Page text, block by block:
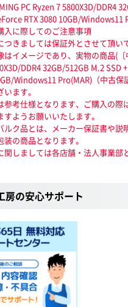
PC Ryzen 7 5800X3D/DDR4
RTX 3080 10GB/Windows11
入に際してのご注意事項
きましては保証外とさせて頂い
イメージであり、実物の商品(〔
DDR4 32GB/512GB M.2 SSD
Windows11 Pro(MAR)（中古保
ます。
考仕様となります、ご購入の際
すようお願いいたします。
ク品とは、メーカー保証書や説
の商品となります。
しましては各店舗・法人事業部
房の安心サポート